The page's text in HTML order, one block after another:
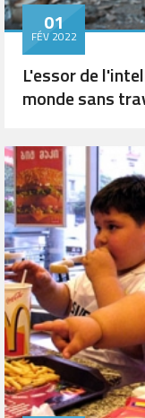
01
FÉV 2022
L'essor de
monde sans